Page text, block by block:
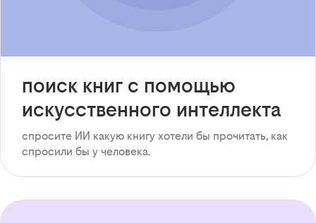
поиск книг с помощью
искусственного интеллекта
спросите ИИ какую книгу хотели бы прочитать, как
спросили бы у человека.